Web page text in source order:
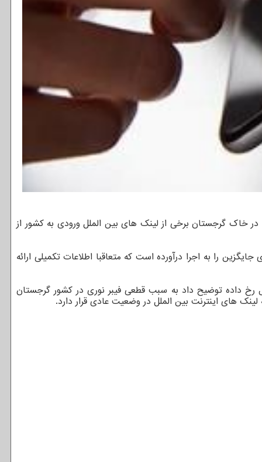
خاک گرجستان برخی از لینک های بین الملل ورودی به کشور از
را به اجرا درآورده است که متعاقبا اطلاعات تکمیلی ارائه
رخ داده توضیح داد به سبب قطعی فیبر نوری در کشور گرجستان
های اینترنت بین الملل در وضعیت عادی قرار دارد.